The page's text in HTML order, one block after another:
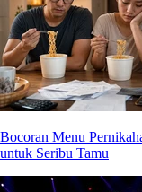
Bocoran Menu
untuk Seribu Tamu